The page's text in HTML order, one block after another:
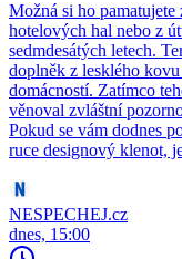
Možná si ho
hotelových hal nebo z
sedmdesátých letech.
doplněk z lesklého
domácností. Zatímco
věnoval zvláštní
Pokud se vám dodnes
ruce designový klenot,
NESPECHEJ.cz
dnes, 15:00